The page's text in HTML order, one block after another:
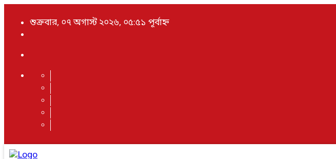
শুক্রবার, ০৭ অগাস্ট ২০২৬, ০৫:৫১ পূর্বাহ্ন